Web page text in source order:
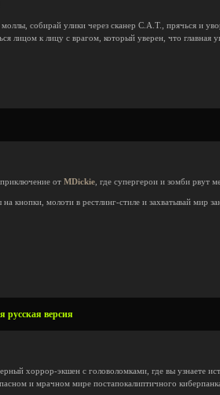
собирай улики через сканер C.A.T., прячься и
лицом к лицу с врагом, который уверен, что главная
от MDickie , где супергерои и зомби рвут
кнопки, молоти в рестлинг-стиле и захватывай мир
русская версия
хоррор-экшен с головоломками, где вы узнаете
и мрачном мире постапокалиптичного